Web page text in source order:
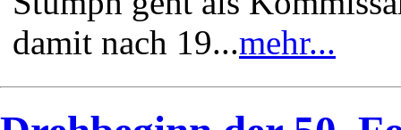
damit nach 19...mehr...